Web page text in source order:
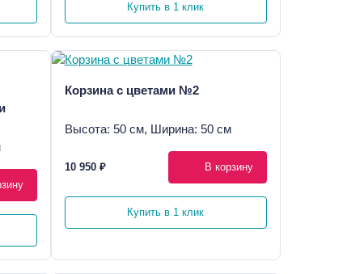
Купить в 1 клик
Корзина с цветами №2
Высота: 50 см, Ширина: 50 см
10 950 ₽ В корзину
Купить в 1 клик